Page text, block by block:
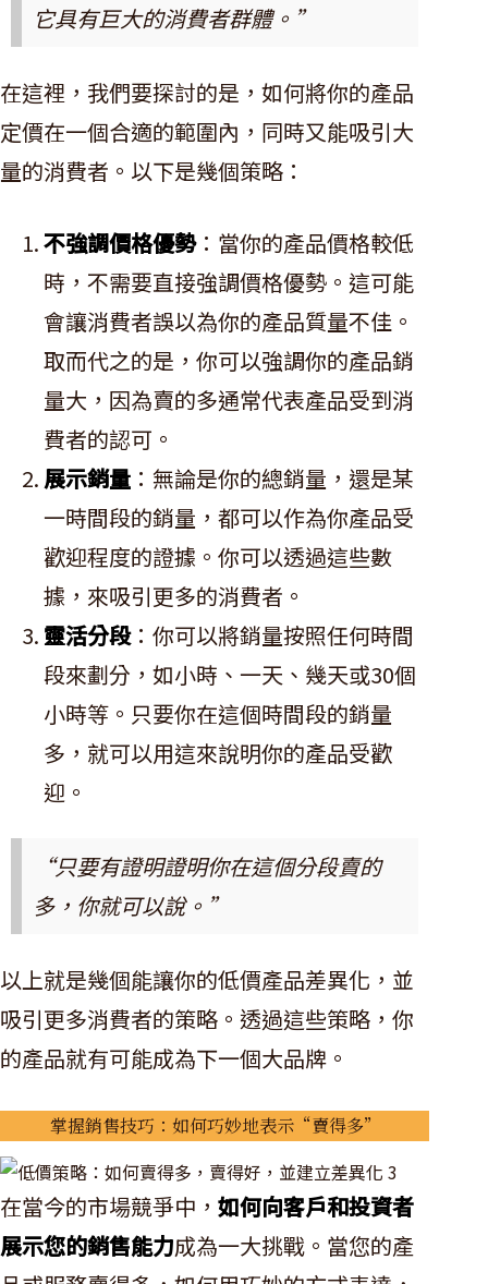
它具有巨大的消費者群體。”
在這裡，我們要探討的是，如何將你的產品
定價在一個合適的範圍內，同時又能吸引大
量的消費者。以下是幾個策略：
不強調價格優勢：當你的產品價格較低
時，不需要直接強調價格優勢。這可能
會讓消費者誤以為你的產品質量不佳。
取而代之的是，你可以強調你的產品銷
量大，因為賣的多通常代表產品受到消
費者的認可。
展示銷量 ：無論是你的總銷量，還是某
一時間段的銷量，都可以作為你產品受
歡迎程度的證據。你可以透過這些數
據，來吸引更多的消費者。
靈活分段：你可以將銷量按照任何時間
段來劃分，如小時、一天、幾天或30個
小時等。只要你在這個時間段的銷量
多，就可以用這來說明你的產品受歡
迎。
“只要有證明證明你在這個分段賣的
多，你就可以說。”
以上就是幾個能讓你的低價產品差異化，並
吸引更多消費者的策略。透過這些策略，你
的產品就有可能成為下一個大品牌。
掌握銷售技巧：如何巧妙地表示“賣得多”
在當今的市場競爭中， 如何向客戶和投資者
展示您的銷售能力成為一大挑戰。當您的產